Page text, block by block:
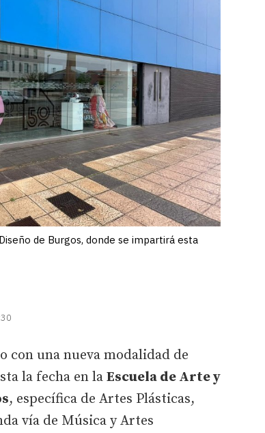
de Burgos, donde se impartirá esta
con una nueva modalidad de
la fecha en la Escuela de Arte y
, específica de Artes Plásticas,
vía de Música y Artes